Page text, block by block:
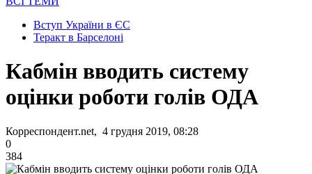
Вступ України в ЄС
Теракт в Барселоні
Кабмін вводить систему
оцінки роботи голів ОДА
Корреспондент.net, 4 грудня 2019, 08:28
0
384